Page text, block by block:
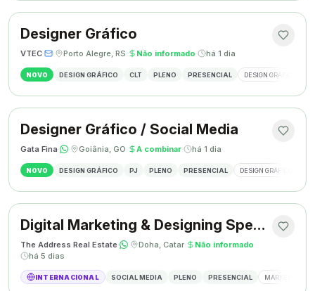
Designer Gráfico
VTEC· · Porto Alegre, RS· Não informado· há 1 dia
NOVO DESIGN GRÁFICO CLT PLENO PRESENCIAL DESIGN GRÁFICO
Designer Gráfico / Social Media
Gata Fina· · Goiânia, GO· A combinar· há 1 dia
NOVO DESIGN GRÁFICO PJ PLENO PRESENCIAL DESIGN GRÁFICO
Digital Marketing & Designing Specialist
The Address Real Estate· · Doha, Catar· Não informado·
há 5 dias
INTERNACIONAL SOCIAL MEDIA PLENO PRESENCIAL MARKETING